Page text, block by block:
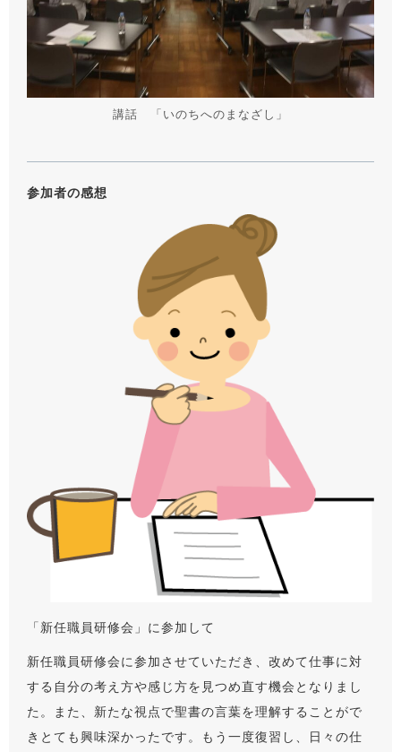
講話 「いのちへのまなざし」
参加者の感想
「新任職員研修会」に参加して
新任職員研修会に参加させていただき、改めて仕事に対
する自分の考え方や感じ方を見つめ直す機会となりまし
た。また、新たな視点で聖書の言葉を理解することがで
きとても興味深かったです。もう一度復習し、日々の仕